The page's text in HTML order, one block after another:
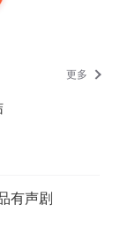
更多
有声剧